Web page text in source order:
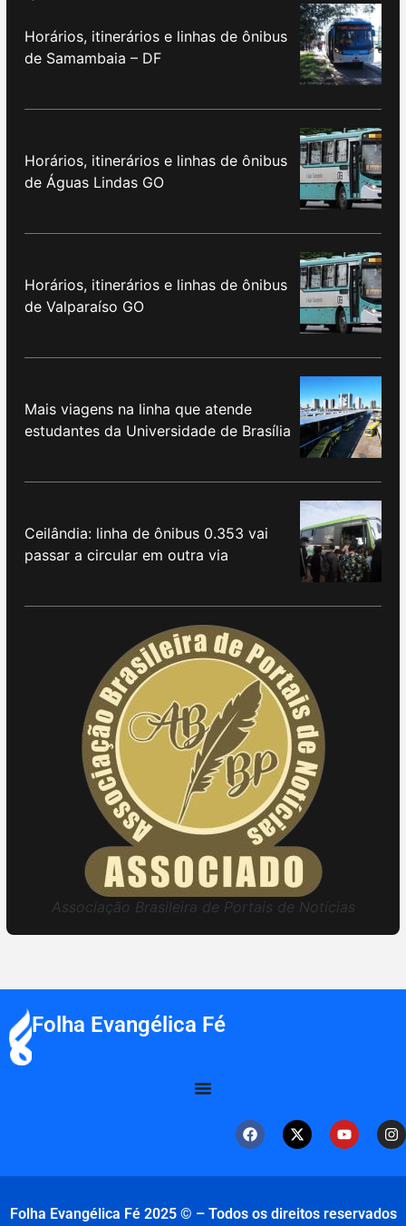
Horários, itinerários e linhas de ônibus
de Samambaia – DF
Horários, itinerários e linhas de ônibus
de Águas Lindas GO
Horários, itinerários e linhas de ônibus
de Valparaíso GO
Mais viagens na linha que atende
estudantes da Universidade de Brasília
Ceilândia: linha de ônibus 0.353 vai
passar a circular em outra via
Associação Brasileira de Portais de Notícias
Folha Evangélica Fé
Folha Evangélica Fé 2025 © – Todos os direitos reservados